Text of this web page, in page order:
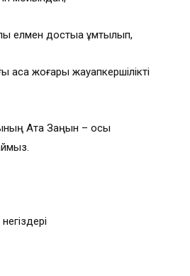
елмен достыққа ұмтылып,
аса жоғары жауапкершілікті
Ата Заңын – осы